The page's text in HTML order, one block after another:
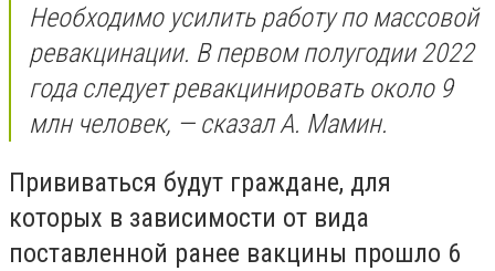
Необходимо усилить работу по массовой
ревакцинации. В первом полугодии 2022
года следует ревакцинировать около 9
млн человек, — сказал А. Мамин.
Прививаться будут граждане, для
которых в зависимости от вида
поставленной ранее вакцины прошло 6